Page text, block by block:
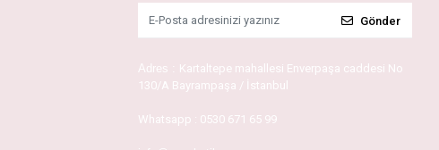
Gönder
Adres : Kartaltepe mahallesi Enverpaşa caddesi No
130/A Bayrampaşa / İstanbul
Whatsapp : 0530 671 65 99